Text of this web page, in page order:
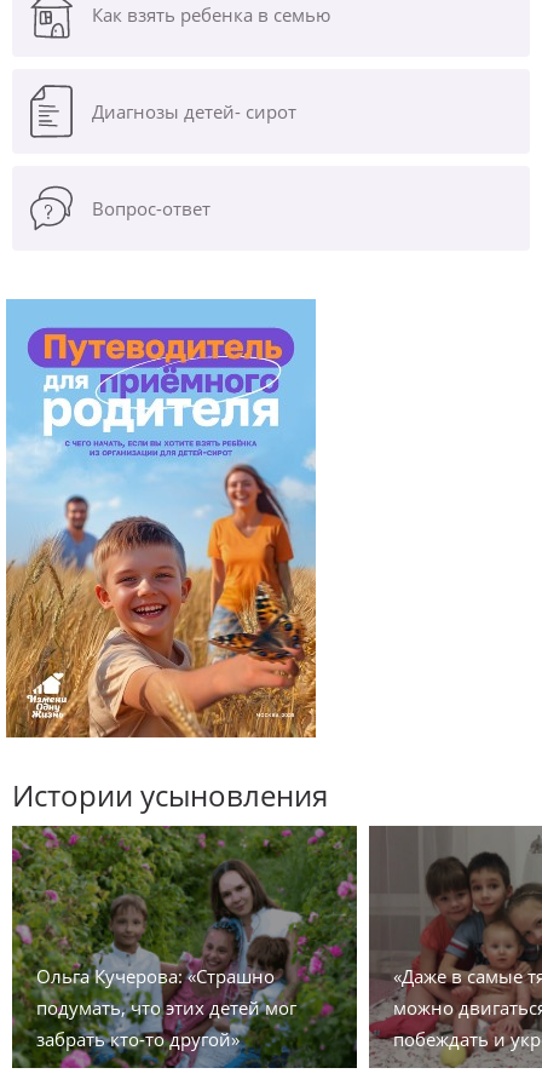
Как взять ребенка в семью
Диагнозы детей- сирот
Вопрос-ответ
Истории усыновления
Ольга Кучерова: «Страшно
подумать, что этих детей мог
забрать кто-то другой»
«Даже в самые
можно
побеждать и